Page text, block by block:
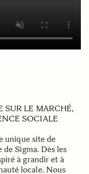
SUR LE MARCHÉ,
SOCIALE
unique site de
Sigma. Dès les
à grandir et à
locale. Nous